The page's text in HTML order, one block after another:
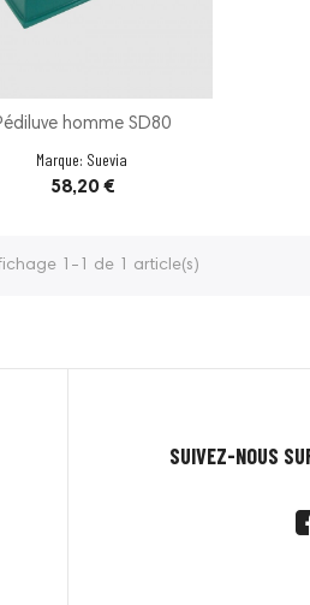
homme SD80
Marque: Suevia
Prix
58,20 €
1-1 de 1 article(s)
SUIVEZ-NOUS